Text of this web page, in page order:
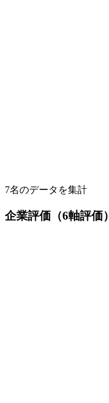
7名のデータを集計
企業評価（6軸評価）